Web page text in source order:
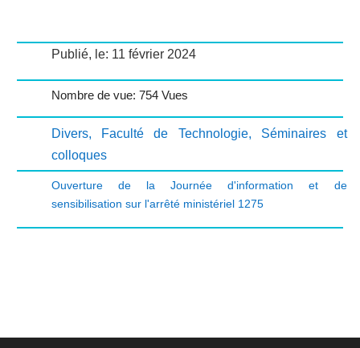
Publié, le: 11 février 2024
Nombre de vue: 754 Vues
Divers, Faculté de Technologie, Séminaires et
colloques
Ouverture de la Journée d'information et de
sensibilisation sur l'arrêté ministériel 1275